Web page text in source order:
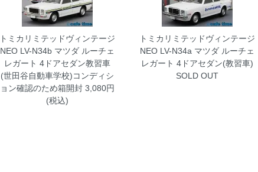
トミカリミテッドヴィンテージ
NEO LV-N34b マツダ ルーチェ
レガート 4ドアセダン教習車
(世田谷自動車学校)コンディシ
ョン確認のため箱開封3,080円
(税込)
トミカリミテッドヴィンテージ
NEO LV-N34a マツダ ルーチェ
レガート 4ドアセダン(教習車)
SOLD OUT